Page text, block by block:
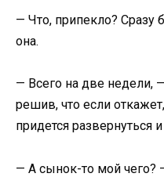
— Что, припекло? Сразу
она.
— Всего на две недели,
решив, что если
придется развернуться
— А сынок-то мой чего?